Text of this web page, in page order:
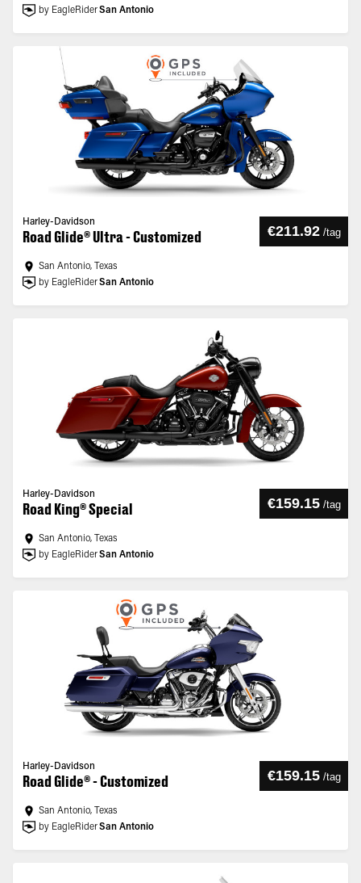
by EagleRiderSan Antonio
Harley-Davidson
Road Glide® Ultra - Customized €211.92 /tag
San Antonio, Texas
by EagleRiderSan Antonio
Harley-Davidson
Road King® Special €159.15 /tag
San Antonio, Texas
by EagleRiderSan Antonio
Harley-Davidson
Road Glide® - Customized €159.15 /tag
San Antonio, Texas
by EagleRiderSan Antonio